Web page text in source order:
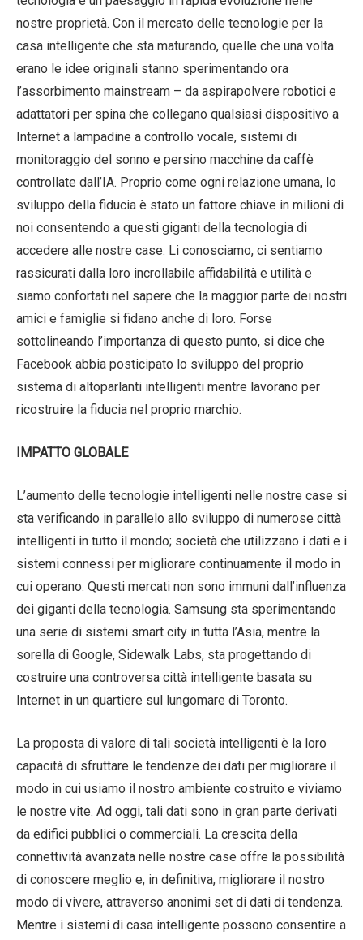
nostre proprietà. Con il mercato delle tecnologie per la
casa intelligente che sta maturando, quelle che una volta
erano le idee originali stanno sperimentando ora
l’assorbimento mainstream – da aspirapolvere robotici e
adattatori per spina che collegano qualsiasi dispositivo a
Internet a lampadine a controllo vocale, sistemi di
monitoraggio del sonno e persino macchine da caffè
controllate dall’IA. Proprio come ogni relazione umana, lo
sviluppo della fiducia è stato un fattore chiave in milioni di
noi consentendo a questi giganti della tecnologia di
accedere alle nostre case. Li conosciamo, ci sentiamo
rassicurati dalla loro incrollabile affidabilità e utilità e
siamo confortati nel sapere che la maggior parte dei nostri
amici e famiglie si fidano anche di loro. Forse
sottolineando l’importanza di questo punto, si dice che
Facebook abbia posticipato lo sviluppo del proprio
sistema di altoparlanti intelligenti mentre lavorano per
ricostruire la fiducia nel proprio marchio.
IMPATTO GLOBALE
L’aumento delle tecnologie intelligenti nelle nostre case si
sta verificando in parallelo allo sviluppo di numerose città
intelligenti in tutto il mondo; società che utilizzano i dati e i
sistemi connessi per migliorare continuamente il modo in
cui operano. Questi mercati non sono immuni dall’influenza
dei giganti della tecnologia. Samsung sta sperimentando
una serie di sistemi smart city in tutta l’Asia, mentre la
sorella di Google, Sidewalk Labs, sta progettando di
costruire una controversa città intelligente basata su
Internet in un quartiere sul lungomare di Toronto.
La proposta di valore di tali società intelligenti è la loro
capacità di sfruttare le tendenze dei dati per migliorare il
modo in cui usiamo il nostro ambiente costruito e viviamo
le nostre vite. Ad oggi, tali dati sono in gran parte derivati ​​
da edifici pubblici o commerciali. La crescita della
connettività avanzata nelle nostre case offre la possibilità
di conoscere meglio e, in definitiva, migliorare il nostro
modo di vivere, attraverso anonimi set di dati di tendenza.
Mentre i sistemi di casa intelligente possono consentire a